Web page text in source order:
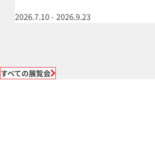
2026.7.10 - 2026.9.23
すべての展覧会